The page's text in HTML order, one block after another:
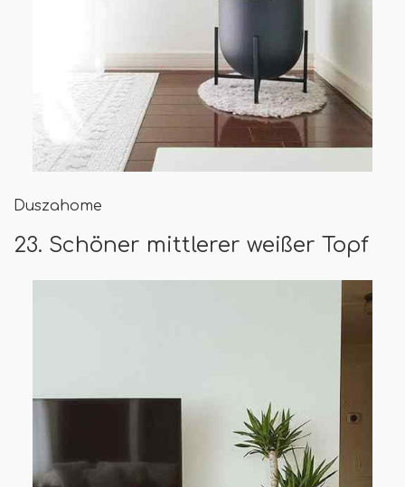
Duszahome
23. Schöner mittlerer weißer Topf